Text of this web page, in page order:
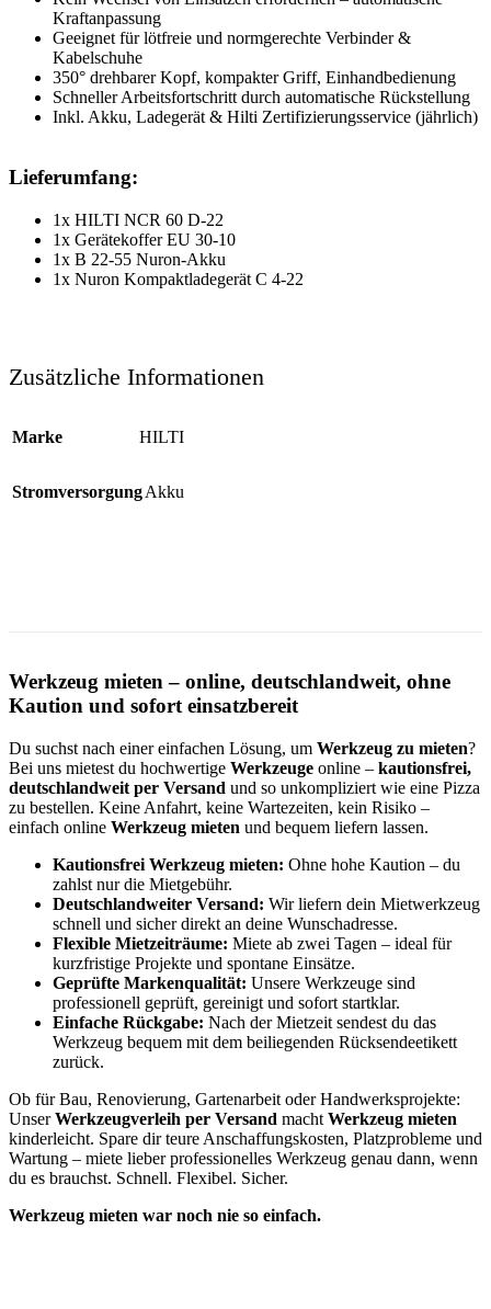
Kraftanpassung
Geeignet für lötfreie und normgerechte Verbinder &
Kabelschuhe
350° drehbarer Kopf, kompakter Griff, Einhandbedienung
Schneller Arbeitsfortschritt durch automatische Rückstellung
Inkl. Akku, Ladegerät & Hilti Zertifizierungsservice (jährlich)
Lieferumfang:
1x HILTI NCR 60 D-22
1x Gerätekoffer EU 30-10
1x B 22-55 Nuron-Akku
1x Nuron Kompaktladegerät C 4-22
Zusätzliche Informationen
Marke HILTI
StromversorgungAkku
Werkzeug mieten – online, deutschlandweit, ohne
Kaution und sofort einsatzbereit
Du suchst nach einer einfachen Lösung, um Werkzeug zu mieten?
Bei uns mietest du hochwertige Werkzeuge online – kautionsfrei,
deutschlandweit per Versand und so unkompliziert wie eine Pizza
zu bestellen. Keine Anfahrt, keine Wartezeiten, kein Risiko –
einfach online Werkzeug mieten und bequem liefern lassen.
Kautionsfrei Werkzeug mieten: Ohne hohe Kaution – du
zahlst nur die Mietgebühr.
Deutschlandweiter Versand: Wir liefern dein Mietwerkzeug
schnell und sicher direkt an deine Wunschadresse.
Flexible Mietzeiträume: Miete ab zwei Tagen – ideal für
kurzfristige Projekte und spontane Einsätze.
Geprüfte Markenqualität: Unsere Werkzeuge sind
professionell geprüft, gereinigt und sofort startklar.
Einfache Rückgabe: Nach der Mietzeit sendest du das
Werkzeug bequem mit dem beiliegenden Rücksendeetikett
zurück.
Ob für Bau, Renovierung, Gartenarbeit oder Handwerksprojekte:
UnserWerkzeugverleih per Versand macht Werkzeug mieten
kinderleicht. Spare dir teure Anschaffungskosten, Platzprobleme und
Wartung – miete lieber professionelles Werkzeug genau dann, wenn
du es brauchst. Schnell. Flexibel. Sicher.
Werkzeug mieten war noch nie so einfach.